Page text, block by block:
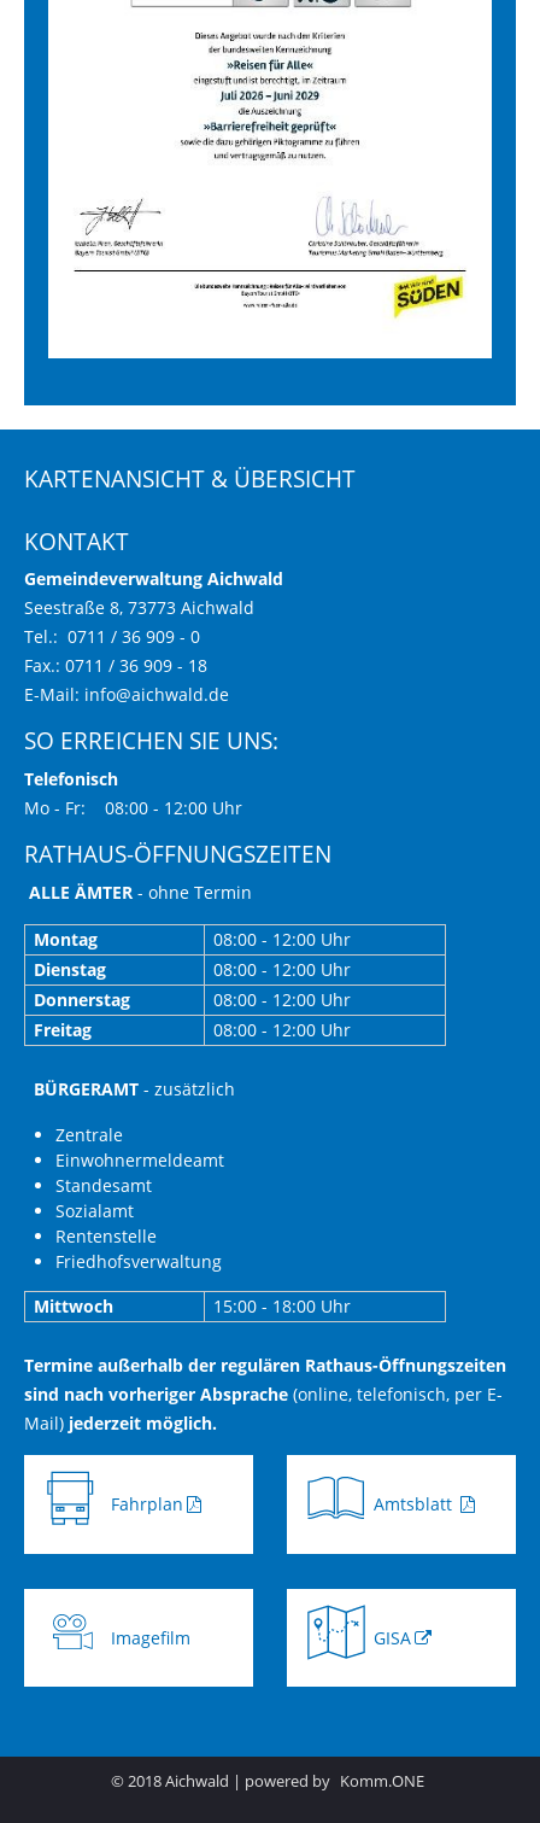
KARTENANSICHT & ÜBERSICHT
KONTAKT
Gemeindeverwaltung Aichwald
Seestraße 8, 73773 Aichwald
Tel.: 0711 / 36 909 - 0
Fax.: 0711 / 36 909 - 18
E-Mail: info@aichwald.de
SO ERREICHEN SIE UNS:
Telefonisch
Mo - Fr: 08:00 - 12:00 Uhr
RATHAUS-ÖFFNUNGSZEITEN
ALLE ÄMTER - ohne Termin
Montag
08:00 - 12:00 Uhr
Dienstag
08:00 - 12:00 Uhr
Donnerstag
08:00 - 12:00 Uhr
Freitag
08:00 - 12:00 Uhr
BÜRGERAMT - zusätzlich
Zentrale
Einwohnermeldeamt
Standesamt
Sozialamt
Rentenstelle
Friedhofsverwaltung
Mittwoch
15:00 - 18:00 Uhr
Termine außerhalb der regulären Rathaus-Öffnungszeiten
sind nach vorheriger Absprache (online, telefonisch, per E-
Mail) jederzeit möglich.
Fahrplan
Imagefilm
Amtsblatt
GISA
© 2018 Aichwald | powered by Komm.ONE